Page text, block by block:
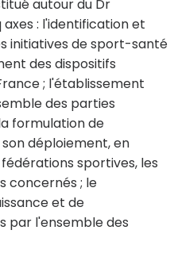
autour du Dr
: l'identification et
initiatives de sport-santé
des dispositifs
; l'établissement
des parties
formulation de
déploiement, en
sportives, les
concernés ; le
et de
par l'ensemble des